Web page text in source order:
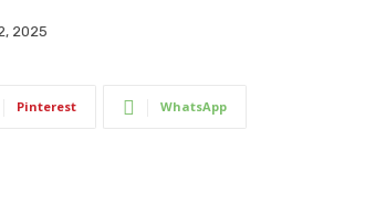
2025
Pinterest WhatsApp